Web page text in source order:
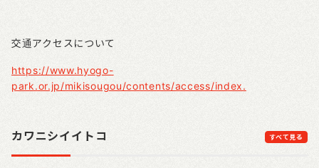
交通アクセスについて
https://www.hyogo-
park.or.jp/mikisougou/contents/access/index.
カワニシイイトコ すべて見る